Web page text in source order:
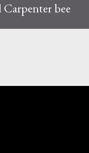
Carpenter bee